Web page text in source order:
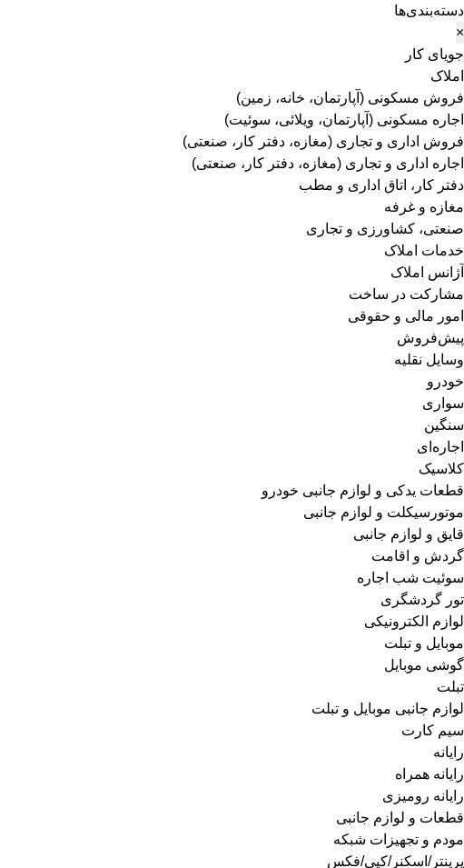
دسته‌بندی‌ها
×
جویای کار
املاک
فروش مسکونی (آپارتمان، خانه، زمین)
اجاره مسکونی (آپارتمان، ویلائی، سوئیت)
فروش اداری و تجاری (مغازه، دفتر کار، صنعتی)
اجاره اداری و تجاری (مغازه، دفتر کار، صنعتی)
دفتر کار، اتاق اداری و مطب
مغازه و غرفه
صنعتی،‌ کشاورزی و تجاری
خدمات املاک
آژانس املاک
مشارکت در ساخت
امور مالی و حقوقی
پیش‌فروش
وسایل نقلیه
خودرو
سواری
سنگین
اجاره‌ای
کلاسیک
قطعات یدکی و لوازم جانبی خودرو
موتورسیکلت و لوازم جانبی
قایق و لوازم جانبی
گردش و اقامت
سوئیت شب اجاره
تور گردشگری
لوازم الکترونیکی
موبایل و تبلت
گوشی موبایل
تبلت
لوازم جانبی موبایل و تبلت
سیم کارت
رایانه
رایانه همراه
رایانه رومیزی
قطعات و لوازم جانبی
مودم و تجهیزات شبکه
پرینتر/اسکنر/کپی/فکس